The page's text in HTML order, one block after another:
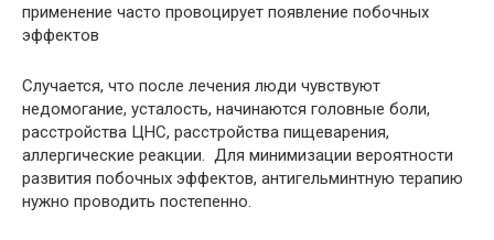
применение часто провоцирует появление побочных
эффектов
Случается, что после лечения люди чувствуют
недомогание, усталость, начинаются головные боли,
расстройства ЦНС, расстройства пищеварения,
аллергические реакции. Для минимизации вероятности
развития побочных эффектов, антигельминтную терапию
нужно проводить постепенно.